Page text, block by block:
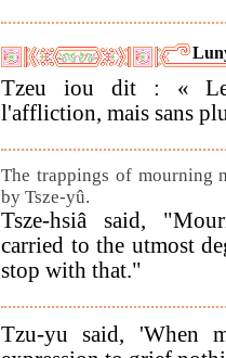
Tzeu iou dit : «
l'affliction, mais sans
The trappings of mourning
by Tsze-yû.
Tsze-hsiâ said,
carried to the utmost
stop with that."
Tzu-yu said, 'When